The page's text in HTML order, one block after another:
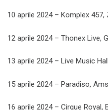
10 aprile 2024 – Komplex
12 aprile 2024 – Thonex Live,
13 aprile 2024 – Live Music
15 aprile 2024 – Paradiso,
16 aprile 2024 – Cirque Royal,